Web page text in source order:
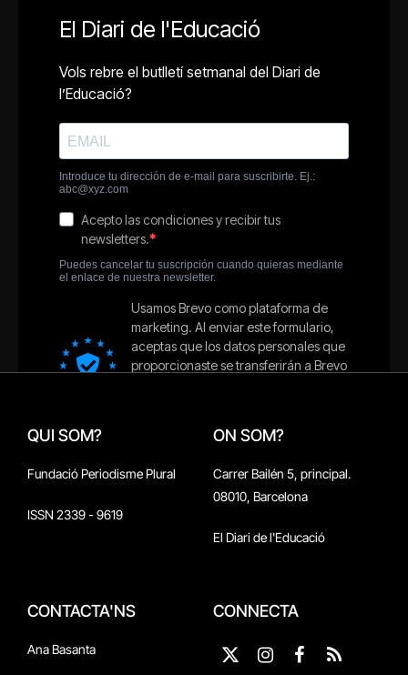
QUI SOM?
Fundació Periodisme Plural
ISSN 2339 - 9619
ON SOM?
Carrer Bailén 5, principal.
08010, Barcelona
El Diari de l'Educació
CONTACTA'NS
Ana Basanta
CONNECTA
X
Instagram
Facebook
RSS